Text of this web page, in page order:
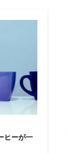
ヒーが一